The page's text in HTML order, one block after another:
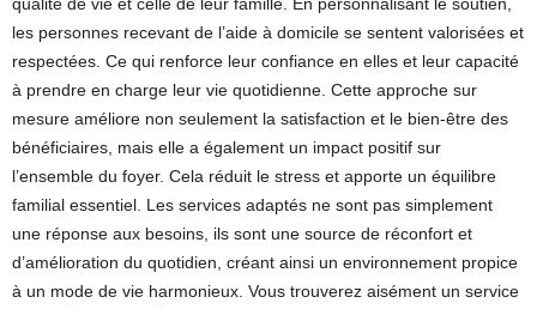
qualité de vie et celle de leur famille. En personnalisant le soutien,
les personnes recevant de l’aide à domicile se sentent valorisées et
respectées. Ce qui renforce leur confiance en elles et leur capacité
à prendre en charge leur vie quotidienne. Cette approche sur
mesure améliore non seulement la satisfaction et le bien-être des
bénéficiaires, mais elle a également un impact positif sur
l’ensemble du foyer. Cela réduit le stress et apporte un équilibre
familial essentiel. Les services adaptés ne sont pas simplement
une réponse aux besoins, ils sont une source de réconfort et
d’amélioration du quotidien, créant ainsi un environnement propice
à un mode de vie harmonieux. Vous trouverez aisément un service